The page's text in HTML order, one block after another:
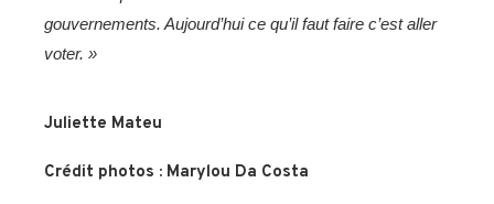
gouvernements. Aujourd’hui ce qu’il fautfaire c’est aller
voter. »
Juliette Mateu
Crédit photos : Marylou Da Costa